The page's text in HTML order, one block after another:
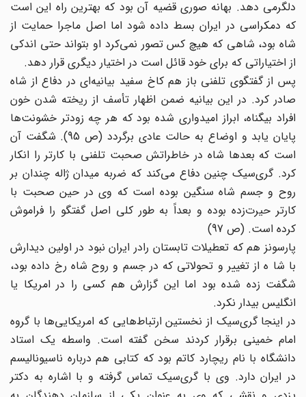
دلگرمی دهد. بهانه صوری قضیه آن بود که بهترین راه این است
که دمکراسی در ایران بسط داده شود اما اصل ماجرا حمایت از
شاه بود، شاهی که هیچ کس تصور نمی‌کرد او بتواند حتی اندکی
از اختیاراتی که برای خود قائل است در اختیار دیگری قرار دهد.
پس از گفتگوی تلفنی باز هم کاخ سفید بیانیه‌ای در دفاع از شاه
صادر کرد. در این بیانیه ضمن اظهار تأسف از ریخته شدن خون
افراد بیگناه، ابراز امیدواری شده بود که هر چه زودتر خشونت‌ها
پایان یابد و اوضاع به حالت عادی برگردد (ص 95). شگفت آن
است که بعدها شاه در خاطراتش صحبت تلفنی با کارتر را انکار
کرد. گری‌سیک چنین دفاع می‌کند که ضربه میدان ژاله چندان بر
روح و جسم شاه سنگین بوده است که وی در حین صحبت با
کارتر حیرت‌زده بوده و بعداً به طور کلی اصل گفتگو را فراموش
کرده است. (ص 97)
پارسونز هم که تعطیلات تابستان رادر ایران نبود در اولین دیدارش
با شا ه از تغییر و تحولاتی که در جسم و روح شاه رخ داده بود،
شگفت زده شده بود اما این گزارش هم کسی را در امریکا یا
انگلیس بیدار نکرد.
در اینجا گری‌سیک از نخستین ارتباط‌هایی که امریکایی‌ها با گروه
امام خمینی برقرار کردند سخن گفته است. واسطه یک استاد
دانشگاه با نام ریچارد کاتم بود که کتابی هم درباره ناسیونالیسم
در ایران دارد. وی با گری‌سیک تماس گرفته و با اشاره به دکتر